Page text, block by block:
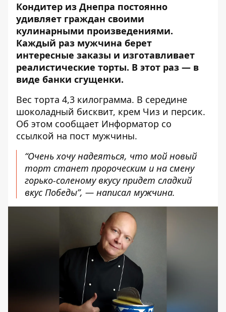
Кондитер из Днепра постоянно
удивляет граждан своими
кулинарными произведениями.
Каждый раз мужчина берет
интересные заказы и изготавливает
реалистические торты. В этот раз — в
виде банки сгущенки.
Вес торта 4,3 килограмма. В середине
шоколадный бисквит, крем Чиз и персик.
Об этом сообщает Информатор со
ссылкой на пост мужчины.
“Очень хочу надеяться, что мой новый
торт станет пророческим и на смену
горько-соленому вкусу придет сладкий
вкус Победы”, — написал мужчина.